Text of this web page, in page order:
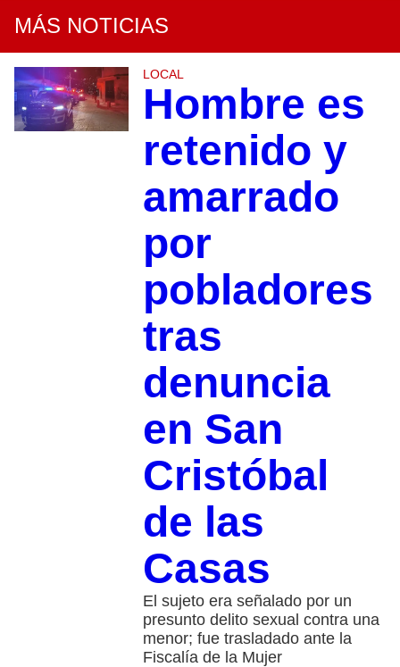
MÁS NOTICIAS
LOCAL
Hombre es
retenido y
amarrado
por
pobladores
tras
denuncia
en San
Cristóbal
de las
Casas
El sujeto era señalado por un
presunto delito sexual contra una
menor; fue trasladado ante la
Fiscalía de la Mujer